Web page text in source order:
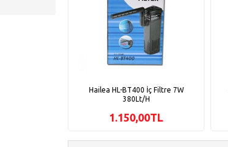
Hailea HL-BT400 İç Filtre 7W
380Lt/H
1.150,00TL